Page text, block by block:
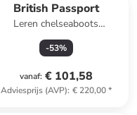
British Passport
Leren chelseaboots
donkerblauw
-53%
vanaf: € 101,58
Adviesprijs (AVP): € 220,00*